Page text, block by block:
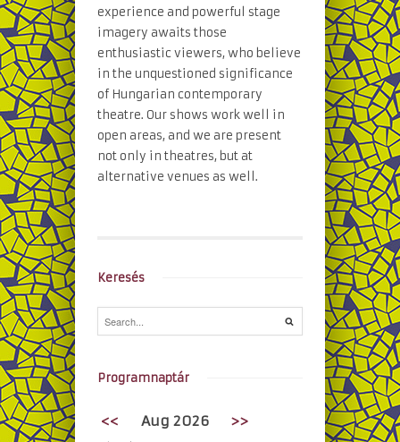
experience and powerful stage
imagery awaits those
enthusiastic viewers, who believe
in the unquestioned significance
of Hungarian contemporary
theatre. Our shows work well in
open areas, and we are present
not only in theatres, but at
alternative venues as well.
Keresés
Programnaptár
<< Aug 2026 >>